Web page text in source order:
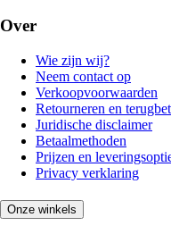
Over
Wie zijn wij?
Neem contact op
Verkoopvoorwaarden
Retourneren en
Juridische disclaimer
Betaalmethoden
Prijzen en
Privacy verklaring
Onze winkels